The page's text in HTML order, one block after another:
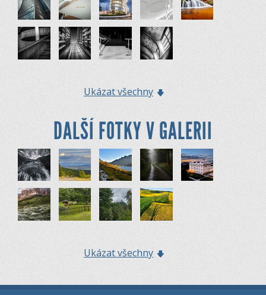
Ukázat všechny
DALŠÍ FOTKY V GALERII
Ukázat všechny